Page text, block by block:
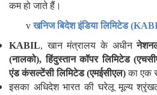
कम हो जाते हैं।
vखनिज बिदेश इंडिया लिमिटेड (
KABIL, खान मंत्रालय के अधीन
(नालको),हिंदुस्तान कॉपर लिमिटेड
एंड कंसल्टेंसी लिमिटेड (एमईसीएल)का एक
इसका अधिदेश भारत की घरेलू मूल्य